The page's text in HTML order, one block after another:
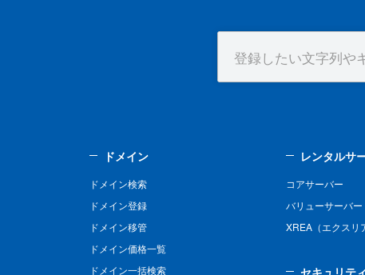
ドメイン
ドメイン検索
ドメイン登録
ドメイン移管
ドメイン価格一覧
ドメイン一括検索
レンタルサ
コアサーバー
バリューサーバー
XREA（エクスリ
セキュリティ